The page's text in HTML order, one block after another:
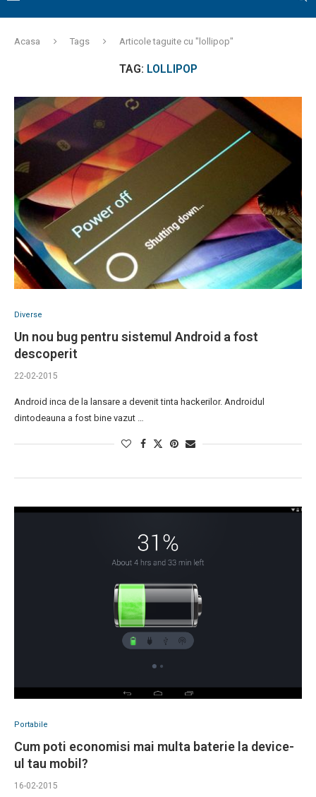
Acasa Tags Articole taguite cu "lollipop"
TAG: LOLLIPOP
Diverse
Un nou bug pentru sistemul Android a fost
descoperit
22-02-2015
Android inca de la lansare a devenit tinta hackerilor. Androidul
dintodeauna a fost bine vazut …
Portabile
Cum poti economisi mai multa baterie la device-
ul tau mobil?
16-02-2015